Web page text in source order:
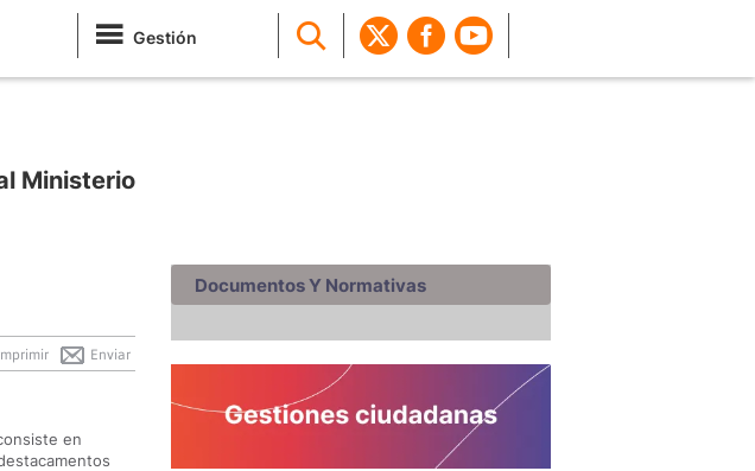
Gestión
Ministerio
Enviar
en
Documentos Y Normativas